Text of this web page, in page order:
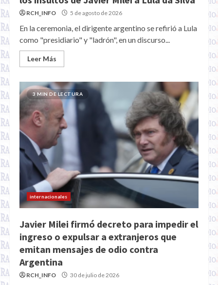
RCH_INFO 5 de agosto de 2026
En la ceremonia, el dirigente argentino se refirió a Lula
como "presidiario" y "ladrón", en un discurso...
Leer Más
3 MIN DE LECTURA
internacionales
Javier Milei firmó decreto para impedir el
ingreso o expulsar a extranjeros que
emitan mensajes de odio contra
Argentina
RCH_INFO 30 de julio de 2026